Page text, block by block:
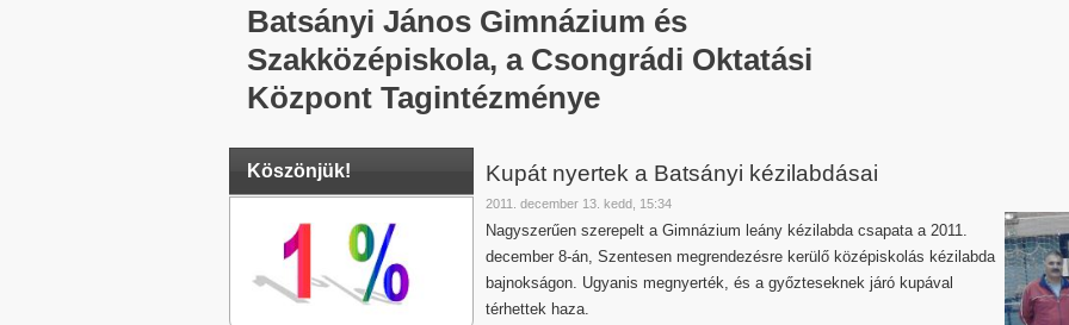
Batsányi János Gimnázium és
Szakközépiskola, a Csongrádi Oktatási
Központ Tagintézménye
Köszönjük! Kupát nyertek a Batsányi kézilabdásai
2011. december 13. kedd, 15:34
Nagyszerűen szerepelt a Gimnázium leány kézilabda csapata a 2011.
december 8-án, Szentesen megrendezésre kerülő középiskolás kézilabda
bajnokságon. Ugyanis megnyerték, és a győzteseknek járó kupával
térhettek haza.